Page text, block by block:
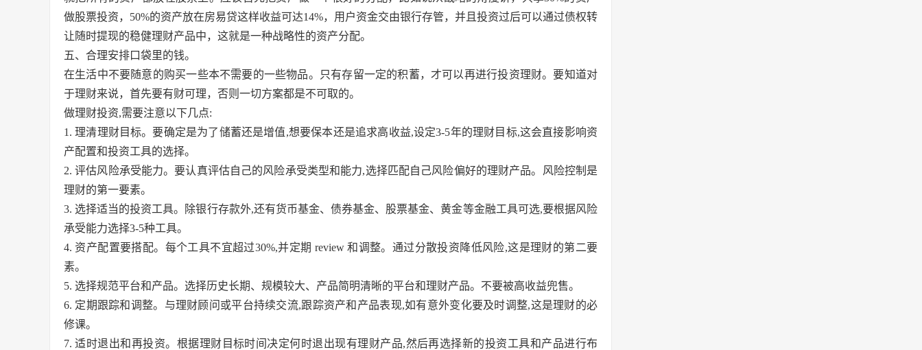
做股票投资，50%的资产放在房易贷这样收益可达14%，用户资金交由银行存管，并且投资过后可以通过债权转
让随时提现的稳健理财产品中，这就是一种战略性的资产分配。
五、合理安排口袋里的钱。
在生活中不要随意的购买一些本不需要的一些物品。只有存留一定的积蓄，才可以再进行投资理财。要知道对
于理财来说，首先要有财可理，否则一切方案都是不可取的。
做理财投资,需要注意以下几点:
1. 理清理财目标。要确定是为了储蓄还是增值,想要保本还是追求高收益,设定3-5年的理财目标,这会直接影响资
产配置和投资工具的选择。
2. 评估风险承受能力。要认真评估自己的风险承受类型和能力,选择匹配自己风险偏好的理财产品。风险控制是
理财的第一要素。
3. 选择适当的投资工具。除银行存款外,还有货币基金、债券基金、股票基金、黄金等金融工具可选,要根据风险
承受能力选择3-5种工具。
4. 资产配置要搭配。每个工具不宜超过30%,并定期 review 和调整。通过分散投资降低风险,这是理财的第二要
素。
5. 选择规范平台和产品。选择历史长期、规模较大、产品简明清晰的平台和理财产品。不要被高收益兜售。
6. 定期跟踪和调整。与理财顾问或平台持续交流,跟踪资产和产品表现,如有意外变化要及时调整,这是理财的必
修课。
7. 适时退出和再投资。根据理财目标时间决定何时退出现有理财产品,然后再选择新的投资工具和产品进行布